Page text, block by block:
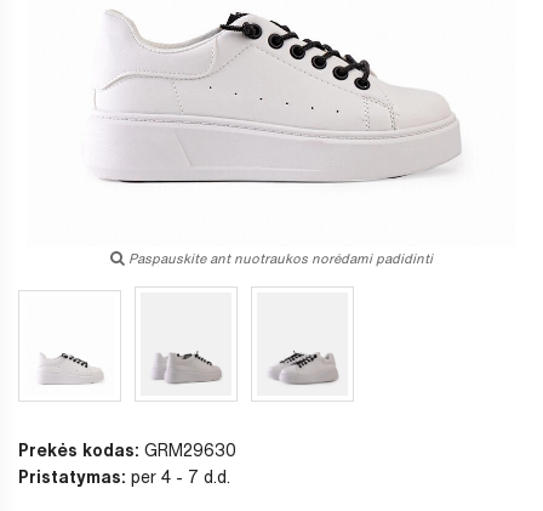
Paspauskite ant nuotraukos norėdami padidinti
Prekės kodas: GRM29630
Pristatymas: per 4 - 7 d.d.